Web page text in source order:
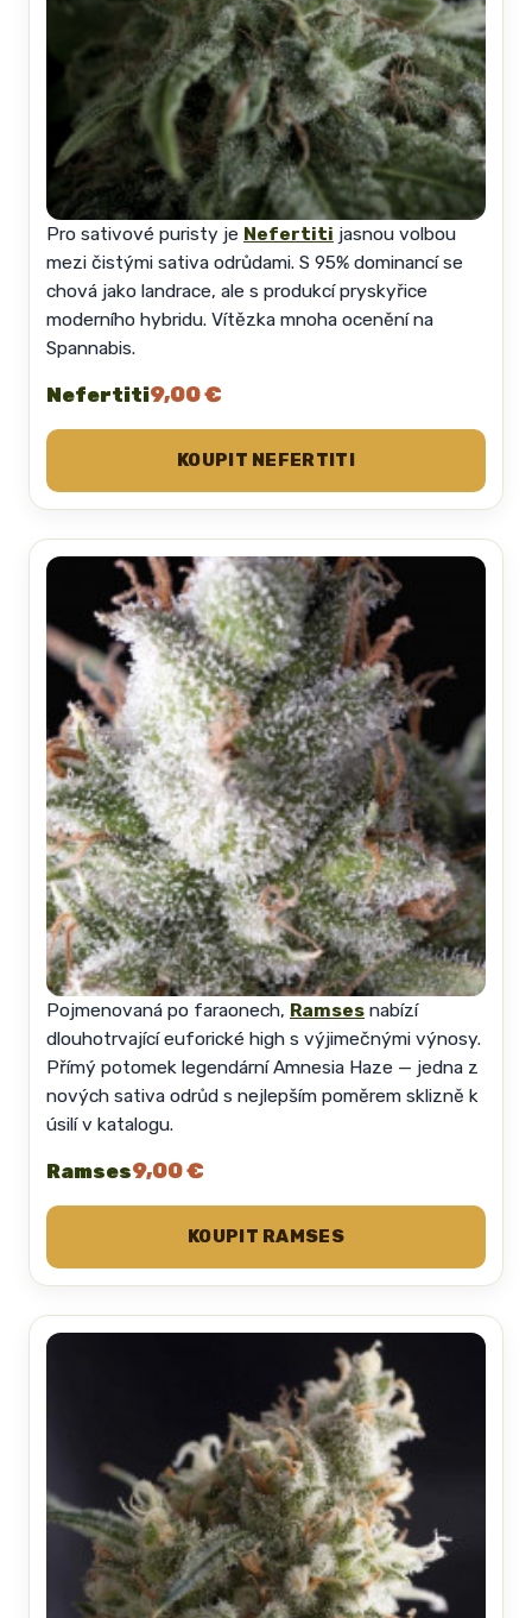
Pro sativové puristy je Nefertiti jasnou volbou
mezi čistými sativa odrůdami. S 95% dominancí se
chová jako landrace, ale s produkcí pryskyřice
moderního hybridu. Vítězka mnoha ocenění na
Spannabis.
Nefertiti9,00 €
KOUPIT NEFERTITI
Pojmenovaná po faraonech, Ramses nabízí
dlouhotrvající euforické high s výjimečnými výnosy.
Přímý potomek legendární Amnesia Haze — jedna z
nových sativa odrůd s nejlepším poměrem sklizně k
úsilí v katalogu.
Ramses9,00 €
KOUPIT RAMSES